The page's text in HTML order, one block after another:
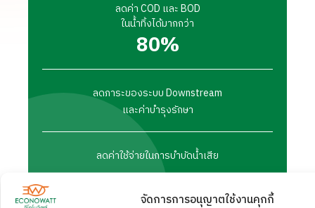
จัดการการอนุญาตใช้งานคุกกี้
ลดค่า COD และ BOD
ในน้ำทิ้งได้มากกว่า
80%
ลดภาระของระบบ Downstream
และค่าบำรุงรักษา
ลดค่าใช้จ่ายในการบำบัดน้ำเสีย